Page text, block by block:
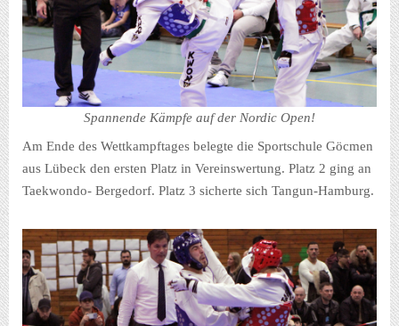
Spannende Kämpfe auf der Nordic Open!
Am Ende des Wettkampftages belegte die Sportschule Göcmen
aus Lübeck den ersten Platz in Vereinswertung. Platz 2 ging an
Taekwondo- Bergedorf. Platz 3 sicherte sich Tangun-Hamburg.